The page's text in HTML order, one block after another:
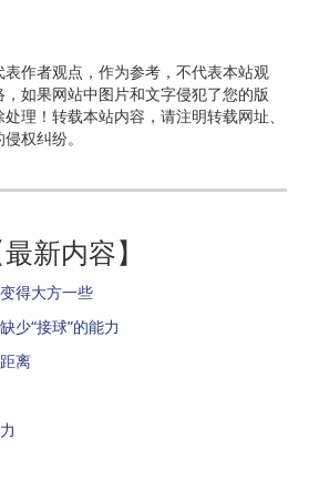
表作者观点，作为参考，不代表本站观
如果网站中图片和文字侵犯了您的版
理！转载本站内容，请注明转载网址、
权纠纷。
最新内容】
得大方一些
少“接球”的能力
离